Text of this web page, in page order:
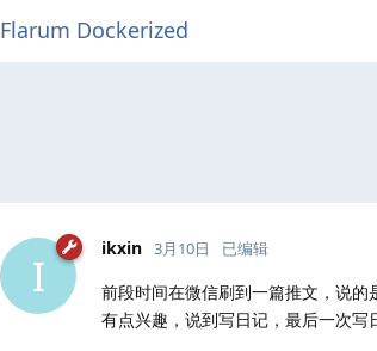
Flarum Dockerized
I
ikxin 3月10日 已编辑
前段时间在微信刷到一篇推文，说的
有点兴趣，说到写日记，最后一次写